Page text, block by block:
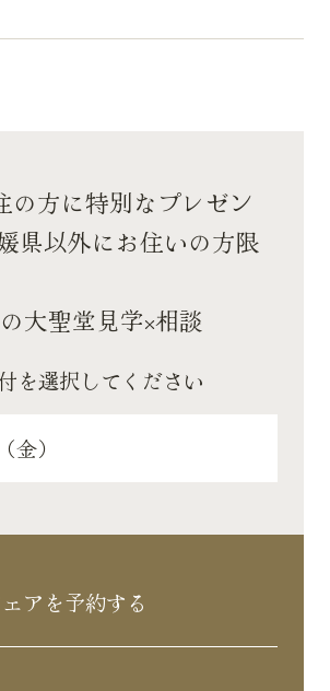
の方に特別なプレゼン
県以外にお住いの方限
大聖堂見学×相談
を選択してください
アを予約する